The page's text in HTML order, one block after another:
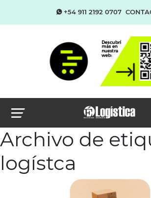
+54 911 2192 0707
Archivo de
logístca